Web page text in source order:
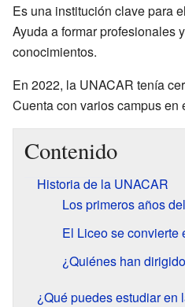
Es una institución clave para
Ayuda a formar profesionales
conocimientos.
En 2022, la UNACAR tenía
Cuenta con varios campus en
Contenido
Historia de la UNACAR
Los primeros años
El Liceo se convierte
¿Quiénes han
¿Qué puedes estudiar en